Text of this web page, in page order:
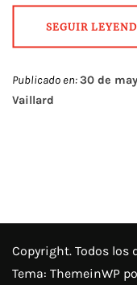
SEGUIR
Publicado en:30 de
Vaillard
Copyright. Todos los
Tema: ThemeinWP